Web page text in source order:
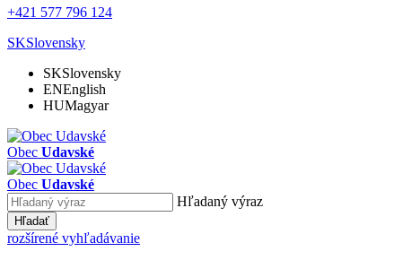
+421 577 796 124
SKSlovensky
SKSlovensky
ENEnglish
HUMagyar
Obec Udavské
Obec Udavské
Hľadaný výraz
Hľadať
rozšírené vyhľadávanie